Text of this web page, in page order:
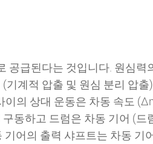
급된다는 것입니다. 원심
계적 압출 및 원심 분리 압
의 상대 운동은 차동 속도
동하고 드럼은 차동 기어 (
어의 출력 샤프트는 차동